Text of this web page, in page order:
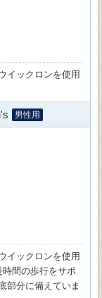
イックロンを使用
男性用
イックロンを使用
間の歩行をサポ
部分に備えていま